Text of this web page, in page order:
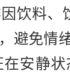
饮料、
避免情
安静